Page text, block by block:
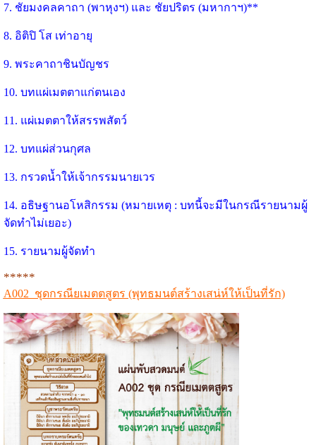
7. ชัยมงคลคาถา (พาหุงฯ) และ ชัยปริตร (มหากาฯ)**
8. อิติปิ โส เท่าอายุ
9. พระคาถาชินบัญชร
10. บทแผ่เมตตาแก่ตนเอง
11. แผ่เมตตาให้สรรพสัตว์
12. บทแผ่ส่วนกุศล
13. กรวดน้ำให้เจ้ากรรมนายเวร
14. อธิษฐานอโหสิกรรม (หมายเหตุ : บทนี้จะมีในกรณีรายนามผู้
จัดทำไม่เยอะ)
15. รายนามผู้จัดทำ
*****
A002 ชุดกรณียเมตตสูตร (พุทธมนต์สร้างเสน่ห์ให้เป็นที่รัก)